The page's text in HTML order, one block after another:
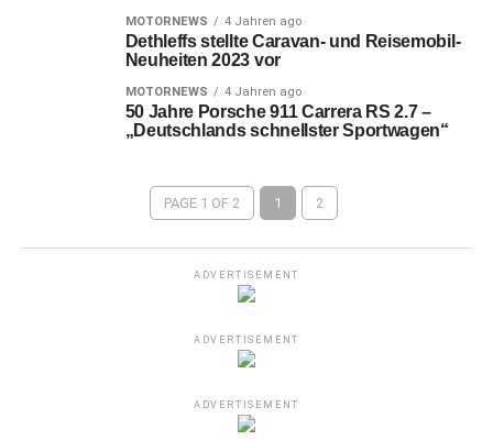
MOTORNEWS 4 Jahren ago
Dethleffs stellte Caravan- und Reisemobil-
Neuheiten 2023 vor
MOTORNEWS 4 Jahren ago
50 Jahre Porsche 911 Carrera RS 2.7 –
„Deutschlands schnellster Sportwagen“
PAGE 1 OF 2 1 2
ADVERTISEMENT
ADVERTISEMENT
ADVERTISEMENT